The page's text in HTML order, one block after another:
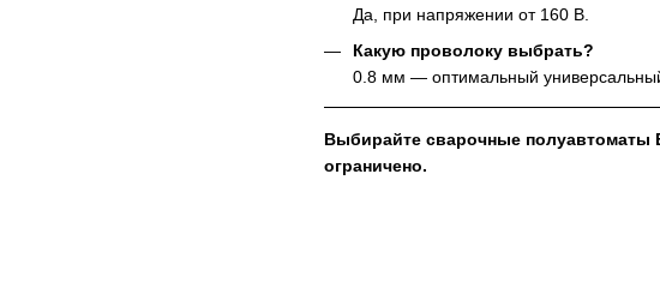
Да, при напряжении от 160 В.
Какую проволоку выбрать?
0.8 мм — оптимальный
Выбирайте сварочные полуавтоматы
ограничено.